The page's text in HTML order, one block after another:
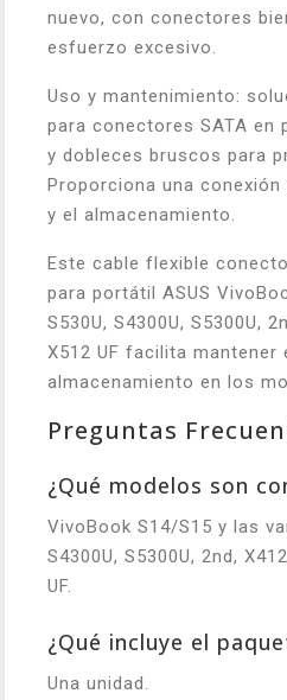
nuevo, con conectores
esfuerzo excesivo.
Uso y mantenimiento:
para conectores SATA en
y dobleces bruscos para
Proporciona una
y el almacenamiento.
Este cable flexible
para portátil ASUS
S530U, S4300U, S5300U,
X512 UF facilita mantener
almacenamiento en los
Preguntas
¿Qué modelos son
VivoBook S14/S15 y las
S4300U, S5300U, 2nd,
UF.
¿Qué incluye el
Una unidad.